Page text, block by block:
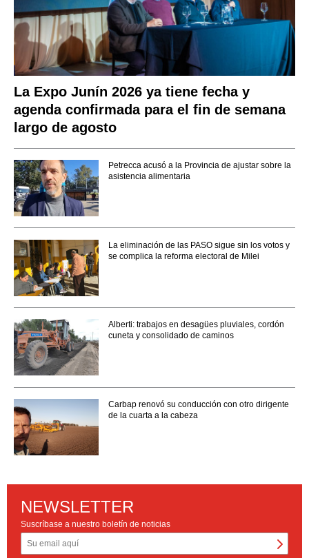
La Expo Junín 2026 ya tiene fecha y
agenda confirmada para el fin de semana
largo de agosto
Petrecca acusó a la Provincia de ajustar sobre la
asistencia alimentaria
La eliminación de las PASO sigue sin los votos y
se complica la reforma electoral de Milei
Alberti: trabajos en desagües pluviales, cordón
cuneta y consolidado de caminos
Carbap renovó su conducción con otro dirigente
de la cuarta a la cabeza
NEWSLETTER
Suscríbase a nuestro boletín de noticias